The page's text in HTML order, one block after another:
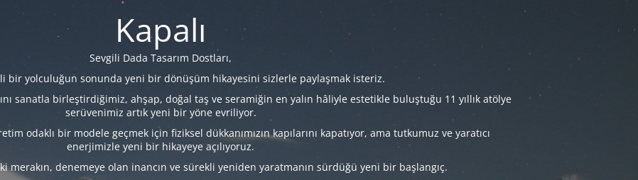
Kapalı
Sevgili Dada Tasarım Dostları,
bir yolculuğun sonunda yeni bir dönüşüm hikayesini sizlerle paylaşmak isteriz.
sanatla birleştirdiğimiz, ahşap, doğal taş ve seramiğin en yalın hâliyle estetikle buluştuğu 11 yıllık atölye
serüvenimiz artık yeni bir yöne evriliyor.
odaklı bir modele geçmek için fiziksel dükkanımızın kapılarını kapatıyor, ama tutkumuz ve yaratıcı
enerjimizle yeni bir hikayeye açılıyoruz.
merakın, denemeye olan inancın ve sürekli yeniden yaratmanın sürdüğü yeni bir başlangıç.